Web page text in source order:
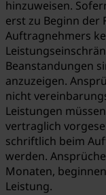
hinzuweisen.
erst zu Beginn der
Auftragnehmers
Beanstandungen
anzuzeigen.
nicht
Leistungen
vertraglich
schriftlich beim
werden.
Monaten,
Leistung.